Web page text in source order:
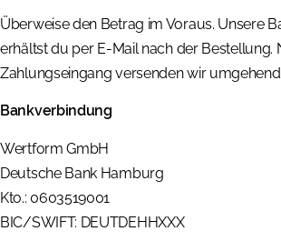
Überweise den Betrag im Voraus. Unsere
erhältst du per E-Mail nach der Bestellung.
Zahlungseingang versenden wir
Bankverbindung
Wertform GmbH
Deutsche Bank Hamburg
Kto.: 0603519001
BIC/SWIFT: DEUTDEHHXXX